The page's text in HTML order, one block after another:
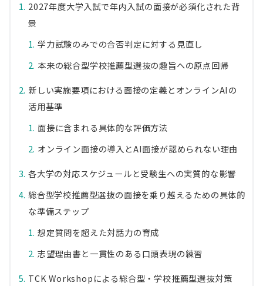
2027年度大学入試で年内入試の面接が必須化された背
景
学力試験のみでの合否判定に対する見直し
本来の総合型学校推薦型選抜の趣旨への原点回帰
新しい実施要項における面接の定義とオンラインAIの
活用基準
面接に含まれる具体的な評価方法
オンライン面接の導入とAI面接が認められない理由
各大学の対応スケジュールと受験生への実質的な影響
総合型学校推薦型選抜の面接を乗り越えるための具体的
な準備ステップ
想定質問を超えた対話力の育成
志望理由書と一貫性のある口頭表現の練習
TCK Workshopによる総合型・学校推薦型選抜対策